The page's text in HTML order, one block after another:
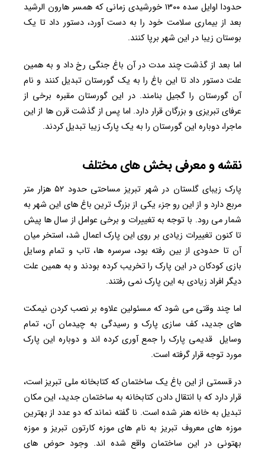
حدودا اوایل سده ۱۳۰۰ خورشیدی زمانی که همسر هارون الرشید
بعد از بیماری سلامت خود را به دست آورد، دستور داد تا یک
بوستان زیبا در این شهر برپا کنند.
اما بعد از گذشت چند مدت در آن باغ جنگی رخ داد و به همین
علت دستور داد تا این باغ را به یک گورستان تبدیل کنند و نام
آن گورستان را گجیل بنامند. در این گورستان مقبره برخی از
عرفای تبریزی و بزرگان قرار دارد. اما پس از گذشت قرن ها از این
ماجرا، دوباره این گورستان را به یک پارک زیبا تبدیل کردند.
نقشه و معرفی بخش های مختلف
پارک زیبای گلستان در شهر تبریز مساحتی حدود ۵۲ هزار متر
مربع دارد و از این رو جزء یکی از بزرگ ترین باغ های این شهر به
شمار می رود. با توجه به تغییرات و برخی عوامل از سال ها پیش
تا کنون تغییرات زیادی بر روی این پارک اعمال شد، استخر میان
آن تا حدودی از بین رفته بود، سرسره ها، تاب و تمام وسایل
بازی کودکان در این پارک را تخریب کرده بودند و به همین علت
دیگر افراد زیادی به این پارک نمی رفتند.
اما چند وقتی می شود که مسئولین علاوه بر نصب کردن نیمکت
های جدید، کف سازی پارک و رسیدگی به چیدمان آن، تمام
وسایل قدیمی پارک را جمع آوری کرده اند و دوباره این پارک
مورد توجه قرار گرفته است.
در قسمتی از این باغ یک ساختمان که کتابخانه ملی تبریز است،
قرار دارد که با انتقال دادن کتابخانه به ساختمان جدید، این مکان
تبدیل به خانه هنر شده است. نا گفته نماند که دو عدد از بهترین
موزه های معروف تبریز به نام های موزه کارتون تبریز و موزه
بهتونی در این ساختمان واقع شده اند. وجود حوض های